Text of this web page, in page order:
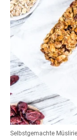
Selbstgemachte